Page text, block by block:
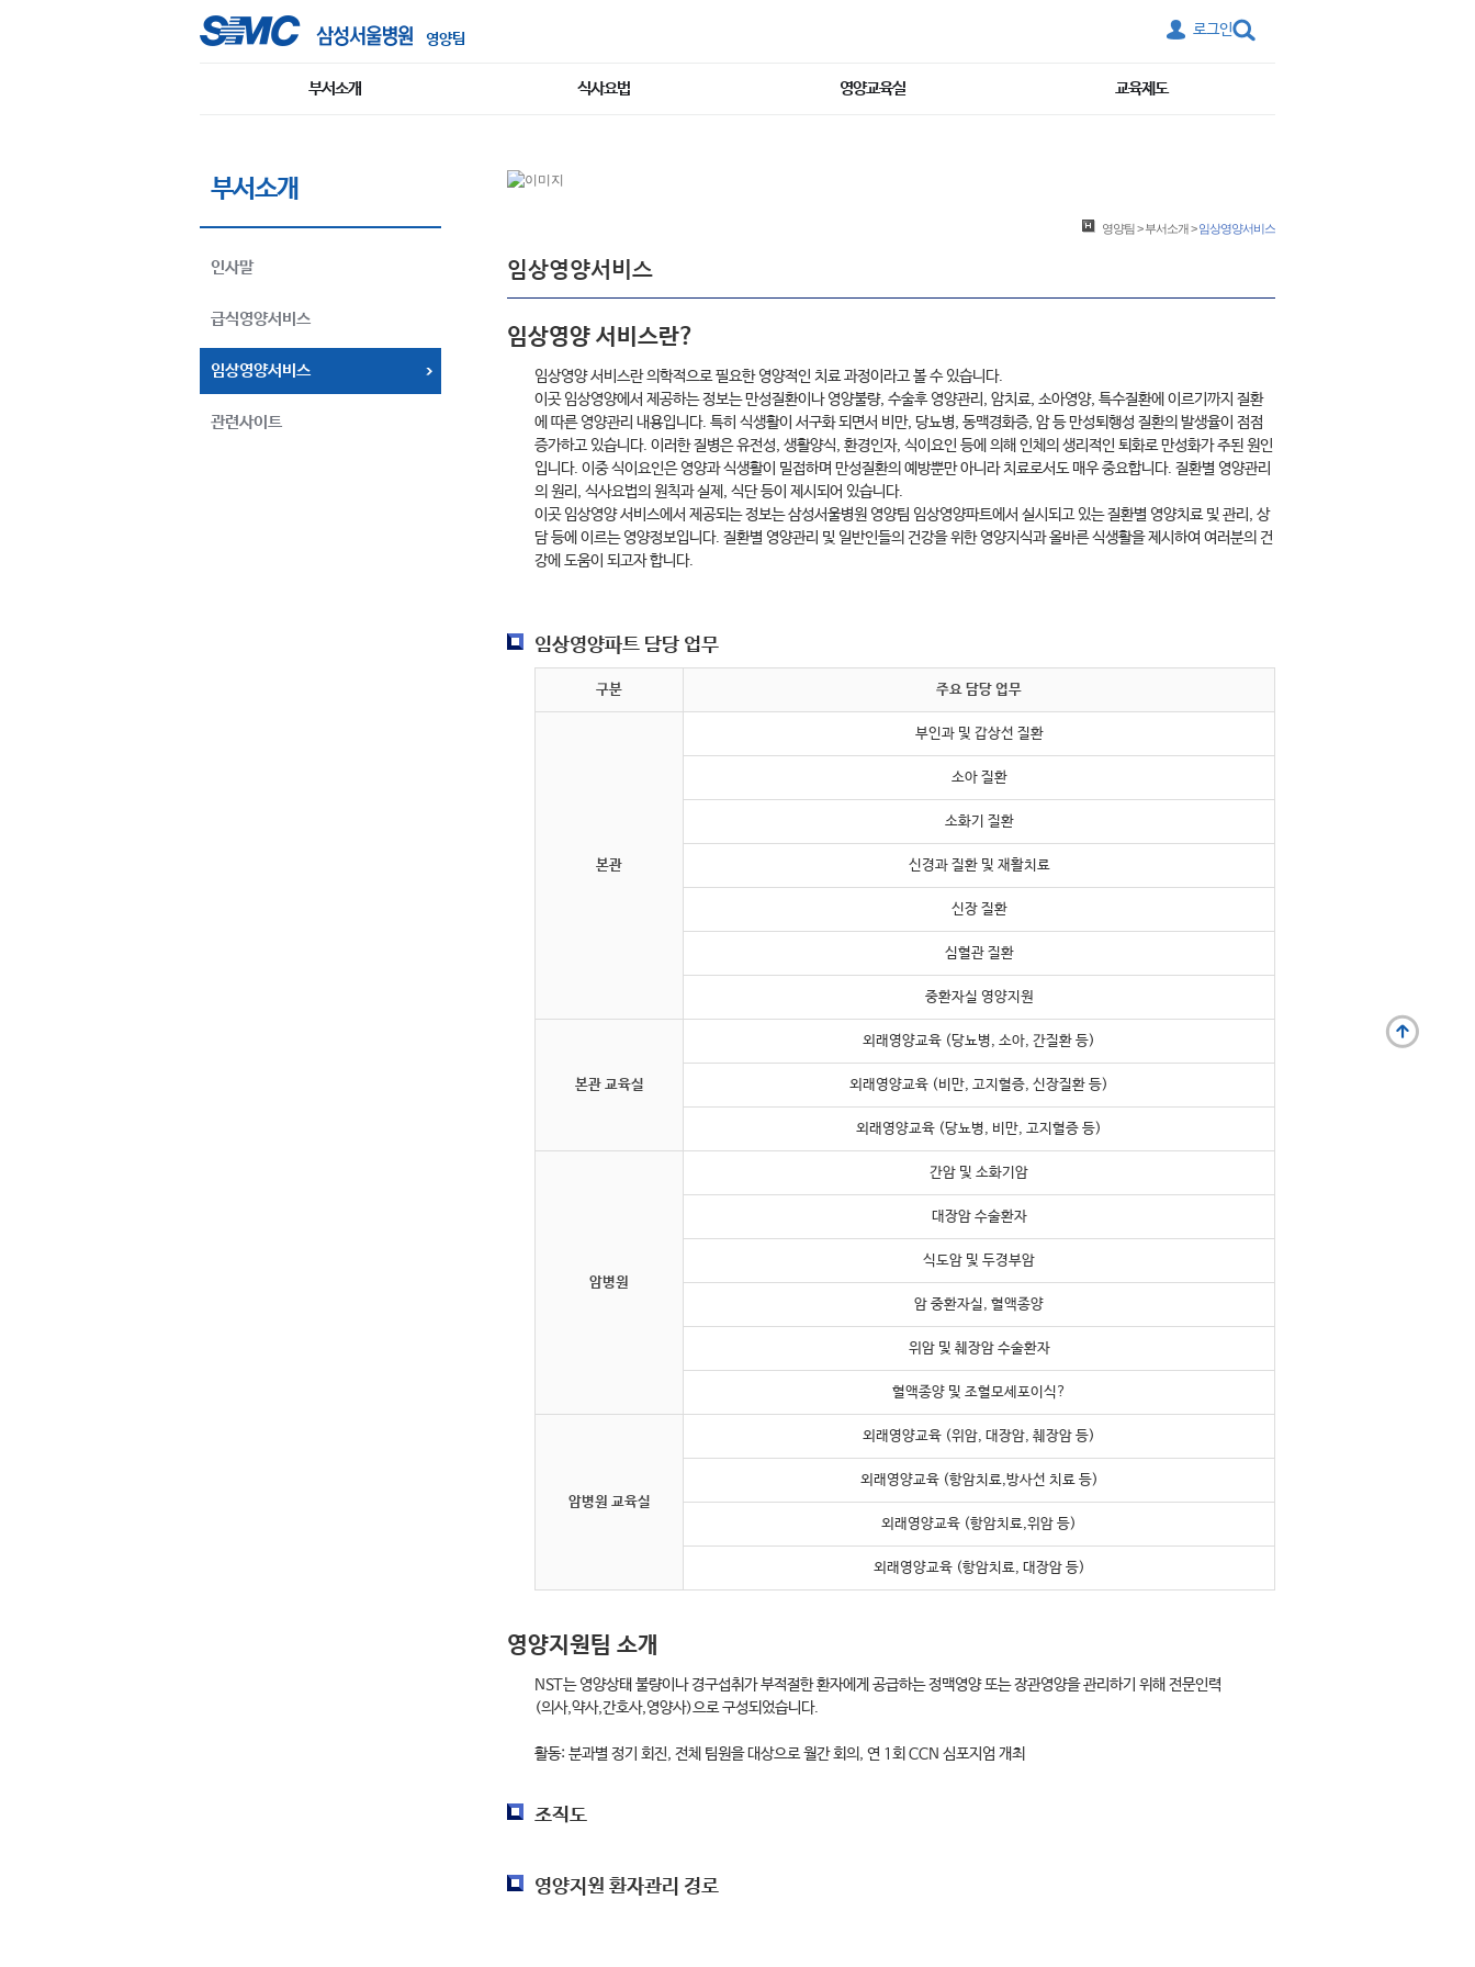
영양팀
로그인
부서소개 식사요법 영양교육실 교육제도
부서소개
인사말
급식영양서비스
임상영양서비스
관련사이트
영양팀>부서소개>임상영양서비스
임상영양서비스
임상영양 서비스란?
임상영양 서비스란 의학적으로 필요한 영양적인 치료 과정이라고 볼 수 있습니다.
이곳 임상영양에서 제공하는 정보는 만성질환이나 영양불량, 수술후 영양관리, 암치료, 소아영양, 특수질환에 이르기까지 질환
에 따른 영양관리 내용입니다. 특히 식생활이 서구화 되면서 비만, 당뇨병, 동맥경화증, 암 등 만성퇴행성 질환의 발생율이 점점
증가하고 있습니다. 이러한 질병은 유전성, 생활양식, 환경인자, 식이요인 등에 의해 인체의 생리적인 퇴화로 만성화가 주된 원인
입니다. 이중 식이요인은 영양과 식생활이 밀접하며 만성질환의 예방뿐만 아니라 치료로서도 매우 중요합니다. 질환별 영양관리
의 원리, 식사요법의 원칙과 실제, 식단 등이 제시되어 있습니다.
이곳 임상영양 서비스에서 제공되는 정보는 삼성서울병원 영양팀 임상영양파트에서 실시되고 있는 질환별 영양치료 및 관리, 상
담 등에 이르는 영양정보입니다. 질환별 영양관리 및 일반인들의 건강을 위한 영양지식과 올바른 식생활을 제시하여 여러분의 건
강에 도움이 되고자 합니다.
임상영양파트 담당 업무
구분 주요 담당 업무
본관
부인과 및 갑상선 질환
소아 질환
소화기 질환
신경과 질환 및 재활치료
신장 질환
심혈관 질환
중환자실 영양지원
본관 교육실
외래영양교육 (당뇨병, 소아, 간질환 등)
외래영양교육 (비만, 고지혈증, 신장질환 등)
외래영양교육 (당뇨병, 비만, 고지혈증 등)
암병원
간암 및 소화기암
대장암 수술환자
식도암 및 두경부암
암 중환자실, 혈액종양
위암 및 췌장암 수술환자
혈액종양 및 조혈모세포이식?
암병원 교육실
외래영양교육 (위암, 대장암, 췌장암 등)
외래영양교육 (항암치료,방사선 치료 등)
외래영양교육 (항암치료,위암 등)
외래영양교육 (항암치료, 대장암 등)
영양지원팀 소개
NST는 영양상태 불량이나 경구섭취가 부적절한 환자에게 공급하는 정맥영양 또는 장관영양을 관리하기 위해 전문인력
(의사,약사,간호사,영양사)으로 구성되었습니다.
활동: 분과별 정기 회진, 전체 팀원을 대상으로 월간 회의, 연 1회 CCN 심포지엄 개최
조직도
영양지원 환자관리 경로